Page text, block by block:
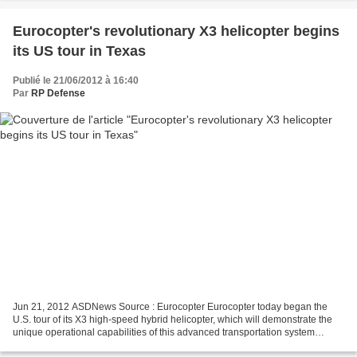
Eurocopter's revolutionary X3 helicopter begins
its US tour in Texas
Publié le 21/06/2012 à 16:40
Par RP Defense
Jun 21, 2012 ASDNews Source : Eurocopter Eurocopter today began the
U.S. tour of its X3 high-speed hybrid helicopter, which will demonstrate the
unique operational capabilities of this advanced transportation system